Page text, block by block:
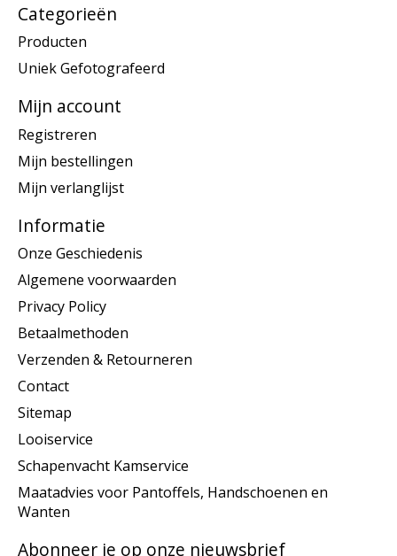
Categorieën
Producten
Uniek Gefotografeerd
Mijn account
Registreren
Mijn bestellingen
Mijn verlanglijst
Informatie
Onze Geschiedenis
Algemene voorwaarden
Privacy Policy
Betaalmethoden
Verzenden & Retourneren
Contact
Sitemap
Looiservice
Schapenvacht Kamservice
Maatadvies voor Pantoffels, Handschoenen en
Wanten
Abonneer je op onze nieuwsbrief